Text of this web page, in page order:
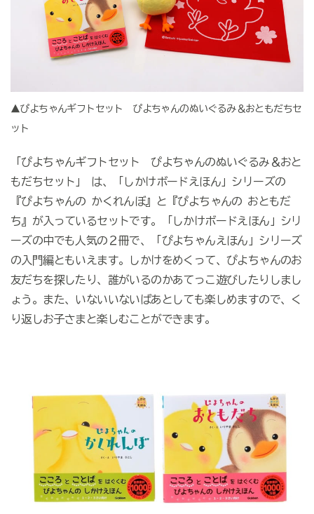
▲ぴよちゃんギフトセット ぴよちゃんのぬいぐるみ＆おともだちセ
ット
「ぴよちゃんギフトセット ぴよちゃんのぬいぐるみ＆おと
もだちセット」 は、「しかけボードえほん」シリーズの
『ぴよちゃんの かくれんぼ』と『ぴよちゃんの おともだ
ち』が入っているセットです。「しかけボードえほん」シリ
ーズの中でも人気の２冊で、「ぴよちゃんえほん」シリーズ
の入門編ともいえます。しかけをめくって、ぴよちゃんのお
友だちを探したり、誰がいるのかあてっこ遊びしたりしまし
ょう。また、いないいないばあとしても楽しめますので、く
り返しお子さまと楽しむことができます。